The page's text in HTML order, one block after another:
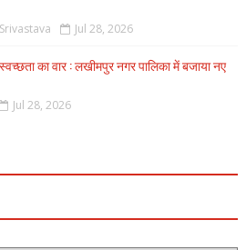
Jul 28, 2026
का वार : लखीमपुर नगर पालिका में बजाया नए
Jul 28, 2026